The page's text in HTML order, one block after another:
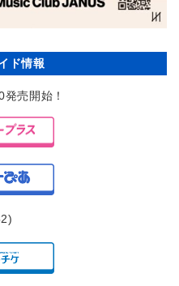
ド情報
売開始！